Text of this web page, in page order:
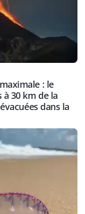
: le
à 30 km de la
dans la